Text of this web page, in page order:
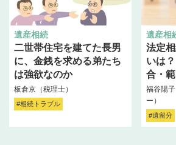
遺産相続
二世帯住宅を建てた長男
に、金銭を求める弟たち
は強欲なのか
板倉京（税理士）
#相続トラブル
遺産相
法定
いは
合・
福谷陽
ー）
#遺留分